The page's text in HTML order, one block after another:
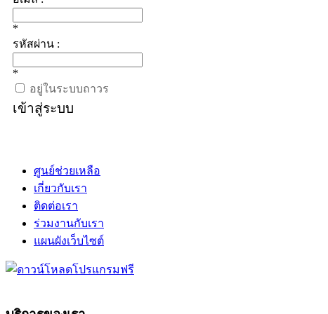
*
รหัสผ่าน :
*
อยู่ในระบบถาวร
เข้าสู่ระบบ
ศูนย์ช่วยเหลือ
เกี่ยวกับเรา
ติดต่อเรา
ร่วมงานกับเรา
แผนผังเว็บไซต์